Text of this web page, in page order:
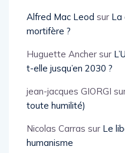
Alfred Mac Leod sur La
mortifère ?
Huguette Ancher sur
t-elle jusqu’en 2030 ?
jean-jacques GIORGI
toute humilité)
Nicolas Carras sur Le
humanisme